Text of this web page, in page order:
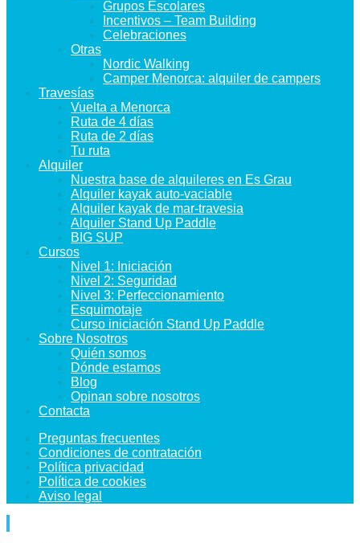
Grupos Escolares
Incentivos – Team Building
Celebraciones
Otras
Nordic Walking
Camper Menorca: alquiler de campers
Travesías
Vuelta a Menorca
Ruta de 4 días
Ruta de 2 días
Tu ruta
Alquiler
Nuestra base de alquileres en Es Grau
Alquiler kayak auto-vaciable
Alquiler kayak de mar-travesia
Alquiler Stand Up Paddle
BIG SUP
Cursos
Nivel 1: Iniciación
Nivel 2: Seguridad
Nivel 3: Perfeccionamiento
Esquimotaje
Curso iniciación Stand Up Paddle
Sobre Nosotros
Quién somos
Dónde estamos
Blog
Opinan sobre nosotros
Contacta
Preguntas frecuentes
Condiciones de contratación
Política privacidad
Política de cookies
Aviso legal